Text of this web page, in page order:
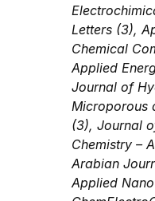
Letters (3),
Chemical
Applied
Journal of
Microporous
(3), Journal
Chemistry –
Arabian
Applied